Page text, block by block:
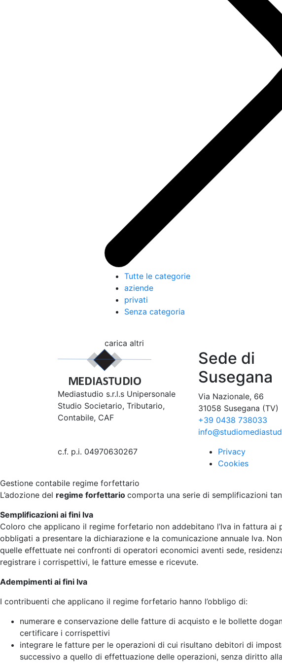
Tutte le categorie
aziende
privati
Senza categoria
carica altri
Mediastudio s.r.l.s Unipersonale
Studio Societario, Tributario,
Contabile, CAF
Sede di
Susegana
Via Nazionale, 66
31058 Susegana (TV)
+39 0438 738033
c.f. p.i. 04970630267
Privacy
Cookies
Gestione contabile regime forfettario
L’adozione del regime forfettario comporta una serie di semplificazioni
Semplificazioni ai fini Iva
Coloro che applicano il regime forfetario non addebitano l’Iva in fattura
obbligati a presentare la dichiarazione e la comunicazione annuale Iva.
quelle effettuate nei confronti di operatori economici aventi sede,
registrare i corrispettivi, le fatture emesse e ricevute.
Adempimenti ai fini Iva
I contribuenti che applicano il regime forfetario hanno l’obbligo di:
numerare e conservazione delle fatture di acquisto e le bollette
certificare i corrispettivi
integrare le fatture per le operazioni di cui risultano debitori di
successivo a quello di effettuazione delle operazioni, senza diritto